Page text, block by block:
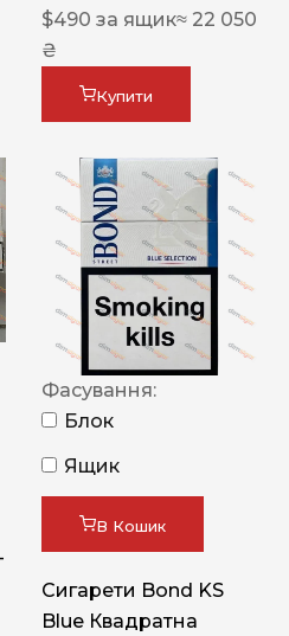
$490 за ящик≈ 22 050
₴
Купити
Фасування:
Блок
Ящик
В Кошик
Сигарети Bond KS
Blue Квадратна